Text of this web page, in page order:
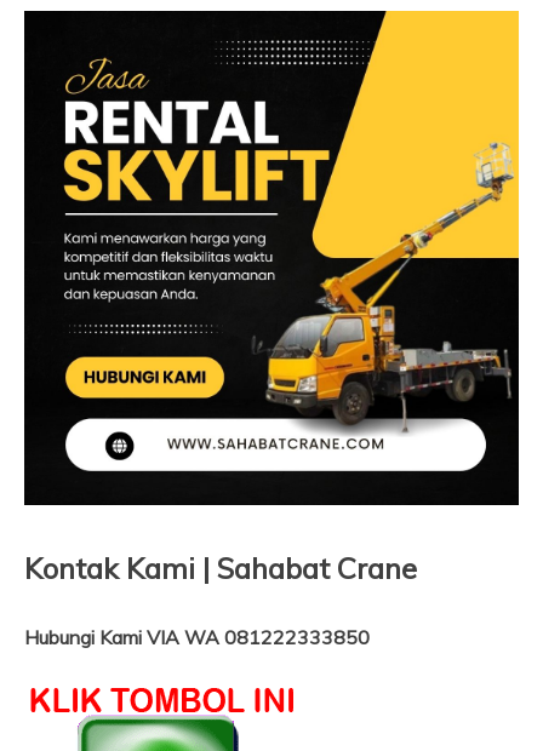
Kontak Kami | Sahabat Crane
Hubungi Kami VIA WA 081222333850